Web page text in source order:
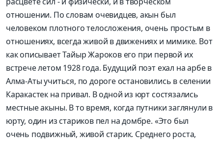
отношении. По словам очевидцев, акын был
человеком плотного тело­сложения, очень простым в
отношениях, всегда живой в движениях и мимике. Вот
как описывает Тайыр Жароков его при первой их
встрече летом 1928 года. Будущий поэт ехал на арбе в
Алма-Аты учиться, по дороге остановились в селении
Каракастек на привал. В одной из юрт состязались
местные акыны. В то время, когда путники заглянули в
юрту, один из стариков пел на домбре. «Это был
очень подвижный, живой старик. Среднего роста,